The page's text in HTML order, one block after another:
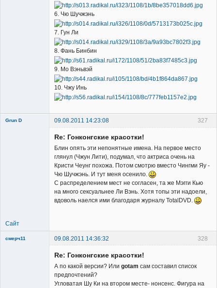
6. Чю Шучжэнь
7. Гун Ли
8. Фань Бинбин
9. Мо Вэньвэй
10. Чжу Инь
327
Grun D 09.08.2011 14:23:08
Re: Гонконгские красотки!
Блин опять эти непонятные имена. На первое место
глянул (Чжун Лити), подумал, что актриса очень на
Кристи Чеунг похожа. Потом смотрю вместо Чингми Яу -
Чю Шучжэнь. И тут меня осенило.
С распределением мест не согласен, та же Мэгги Кью
на много сексуальнее Ли Вэнь. Хотя топы эти надоели,
вдоволь наелся ими благодаря журналу TotalDVD.
Сайт
328
смерч11
09.08.2011 14:36:32
Re: Гонконгские красотки!
А по какой версии? Или gotam сам составил список
предпочтений?
Угловатая Шу Ки на втором месте- нонсенс. Фигура на